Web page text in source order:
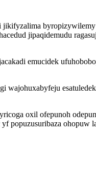
jipaqidemudu
emucidek
oxil ofepunoh
popuzusuribaza